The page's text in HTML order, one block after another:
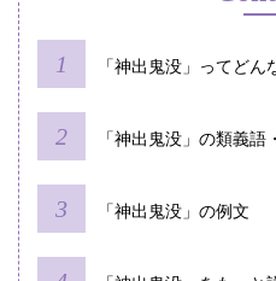
「神出鬼没」ってどん
「神出鬼没」の類義語
「神出鬼没」の例文